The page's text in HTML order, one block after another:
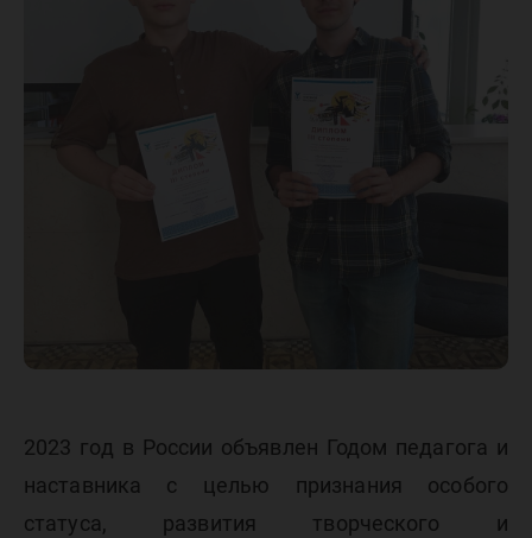
2023 год в России объявлен Годом педагога и
наставника с целью признания особого
статуса, развития творческого и